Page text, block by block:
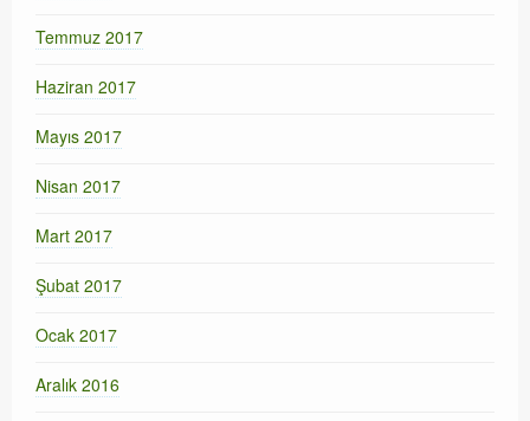
Temmuz 2017
Haziran 2017
Mayıs 2017
Nisan 2017
Mart 2017
Şubat 2017
Ocak 2017
Aralık 2016